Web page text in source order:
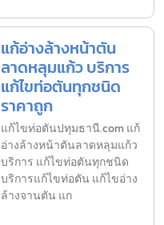
แก้อ่างล้างหน้าตัน
ลาดหลุมแก้ว บริการ
แก้ไขท่อตันทุกชนิด
ราคาถูก
แก้ไขท่อตันปทุมธานี.com แก้
อ่างล้างหน้าตันลาดหลุมแก้ว
บริการ แก้ไขท่อตันทุกชนิด
บริการแก้ไขท่อตัน แก้ไขอ่าง
ล้างจานตัน แก